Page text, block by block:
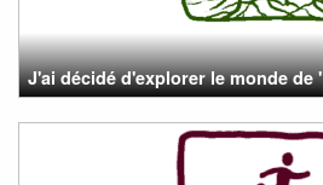
J'ai décidé d'explorer le monde